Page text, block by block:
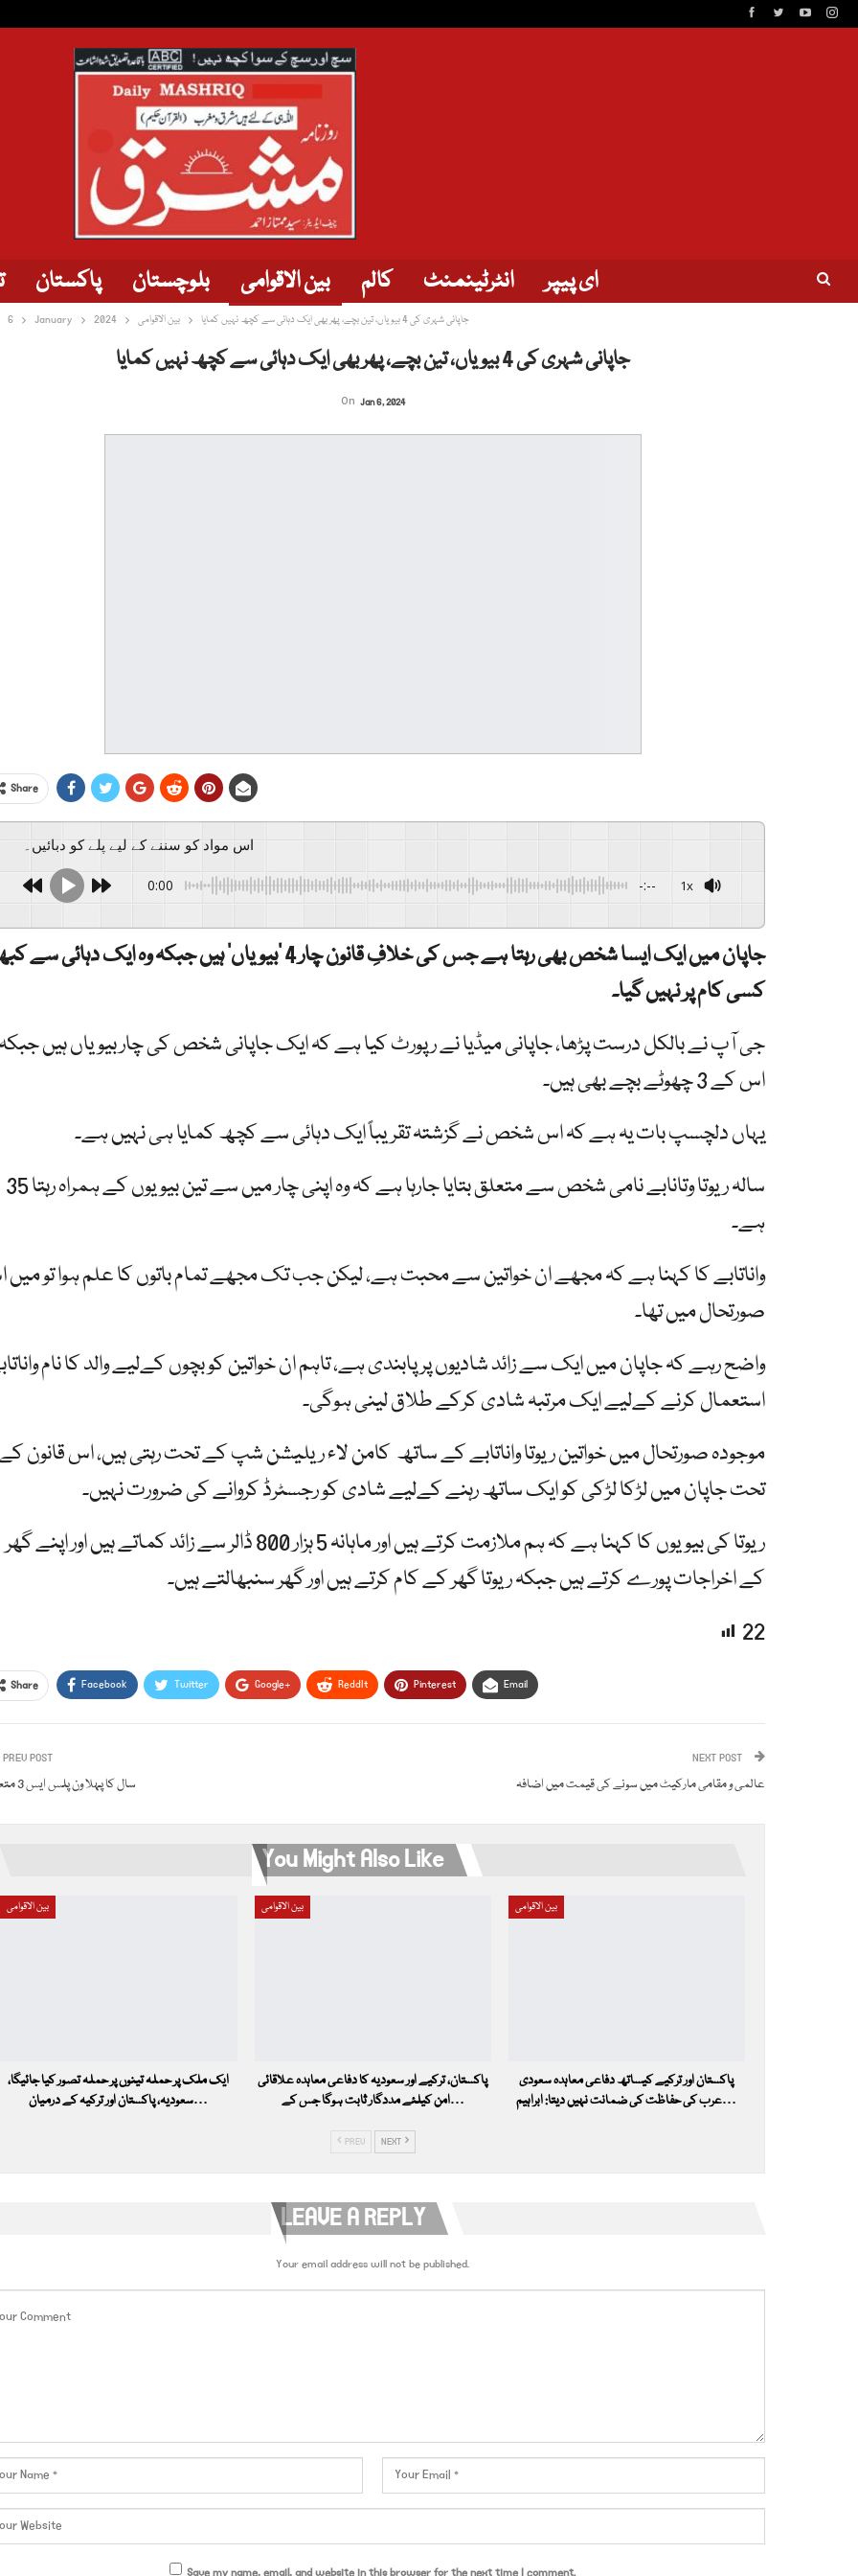
پاکستان بلوچستان بین الاقوامی کالم انٹرٹینمنٹ ای پیپر
6 January 2024 بین الاقوامی جاپانی شہری کی 4 بیویاں، تین بچے، پھر بھی ایک دہائی سے کچھ نہیں کمایا
جاپانی شہری کی 4 بیویاں، تین بچے، پھر بھی ایک دہائی سے کچھ نہیں کمایا
On Jan 6, 2024
Share
اس مواد کو سننے کے لیے پلے کو دبائیں۔
0:00 -:-- 1x
جاپان میں ایک ایسا شخص بھی رہتا ہے جس کی خلافِ قانون چار 4 ’بیویاں‘ ہیں جبکہ وہ ایک دہائی
کسی کام پر نہیں گیا۔
جی آپ نے بالکل درست پڑھا، جاپانی میڈیا نے رپورٹ کیا ہے کہ ایک جاپانی شخص کی چار بیویاں ہیں
اس کے 3 چھوٹے بچے بھی ہیں۔
یہاں دلچسپ بات یہ ہے کہ اس شخص نے گزشتہ تقریباً ایک دہائی سے کچھ کمایا ہی نہیں ہے۔
35 سالہ ریوتا وتانابے نامی شخص سے متعلق بتایا جارہا ہے کہ وہ اپنی چار میں سے تین بیویوں کے ہمراہ رہتا
ہے۔
واناتابے کا کہنا ہے کہ مجھے ان خواتین سے محبت ہے، لیکن جب تک مجھے تمام باتوں کا علم ہوا تو
صورتحال میں تھا۔
واضح رہے کہ جاپان میں ایک سے زائد شادیوں پر پابندی ہے، تاہم ان خواتین کو بچوں کےلیے والد کا نام
استعمال کرنے کےلیے ایک مرتبہ شادی کرکے طلاق لینی ہوگی۔
موجودہ صورتحال میں خواتین ریوتا واناتابے کے ساتھ کامن لاء ریلیشن شپ کے تحت رہتی ہیں، اس قانون
تحت جاپان میں لڑکا لڑکی کو ایک ساتھ رہنے کےلیے شادی کو رجسٹرڈ کروانے کی ضرورت نہیں۔
ریوتا کی بیویوں کا کہنا ہے کہ ہم ملازمت کرتے ہیں اور ماہانہ 5 ہزار 800 ڈالر سے زائد کماتے ہیں اور اپنے گھر
کے اخراجات پورے کرتے ہیں جبکہ ریوتا گھر کے کام کرتے ہیں اور گھر سنبھالتے ہیں۔
22
Share Facebook Twitter Google+ ReddIt Pinterest Email
PREV POST
سال کا پہلا ون پلس ایس 3 متعارف
NEXT POST
عالمی و مقامی مارکیٹ میں سونے کی قیمت میں اضافہ
You Might Also Like
بین الاقوامی
ایک ملک پر حملہ تینوں پر حملہ تصور کیا جائیگا،
سعودیہ، پاکستان اور ترکیہ کے درمیان…
بین الاقوامی
پاکستان، ترکیے اور سعودیہ کا دفاعی معاہدہ علاقائی
امن کیلئے مددگار ثابت ہوگا جس کے…
بین الاقوامی
پاکستان اور ترکیے کیساتھ دفاعی معاہدہ سعودی
عرب کی حفاظت کی ضمانت نہیں دیتا: ابراہیم…
PREV NEXT
LEAVE A REPLY
Your email address will not be published.
Save my name, email, and website in this browser for the next time I comment.